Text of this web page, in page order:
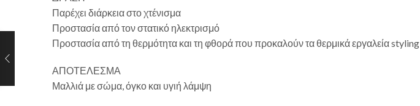
Παρέχει διάρκεια στο χτένισμα
Προστασία από τον στατικό ηλεκτρισμό
Προστασία από τη θερμότητα και τη φθορά που προκαλούν τα θερμικά εργαλεία styling
ΑΠΟΤΕΛΕΣΜΑ
Μαλλιά με σώμα, όγκο και υγιή λάμψη